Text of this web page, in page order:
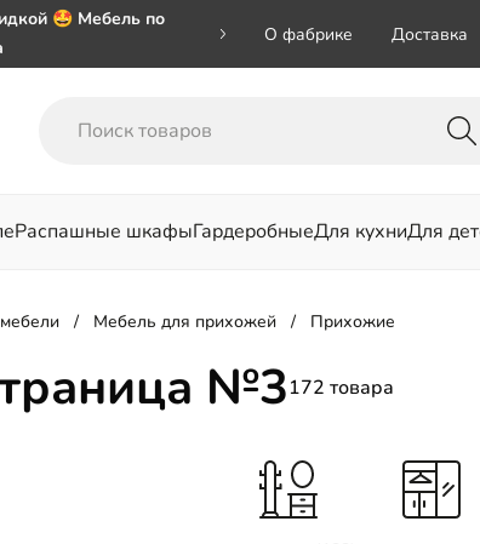
🤩 Мебель по
на номер
О фабрике Доставка
Распашные шкафыГардеробныеДля кухниДля
Для спальни
Мебель для прихожей Прихожие
№3172 товара